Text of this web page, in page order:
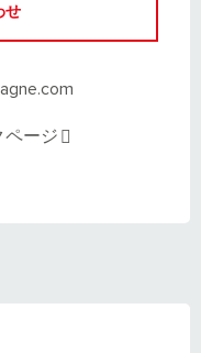
せ
ページ